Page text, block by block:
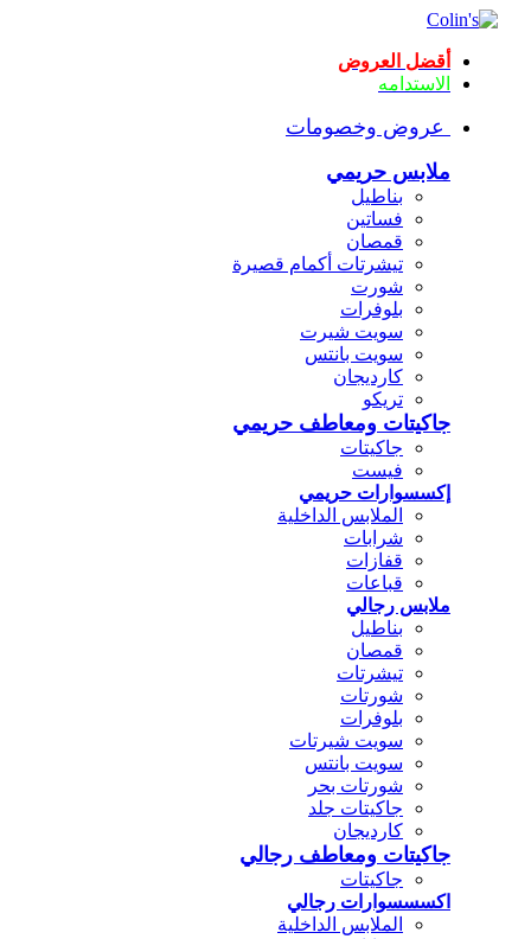
أقضل العروض
الاستدامه
عروض وخصومات
ملابس حريمي
بناطيل
فساتين
قمصان
تيشرتات أكمام قصيرة
شورت
بلوفرات
سويت شيرت
سويت بانتس
كارديجان
تريكو
جاكيتات ومعاطف حريمي
جاكيتات
فيست
إكسسوارات حريمي
الملابس الداخلية
شرابات
قفازات
قباعات
ملابس رجالي
بناطيل
قمصان
تيشرتات
شورتات
بلوفرات
سويت شيرتات
سويت بانتس
شورتات بحر
جاكيتات جلد
كارديجان
جاكيتات ومعاطف رجالي
جاكيتات
اكسسسوارات رجالي
الملابس الداخلية